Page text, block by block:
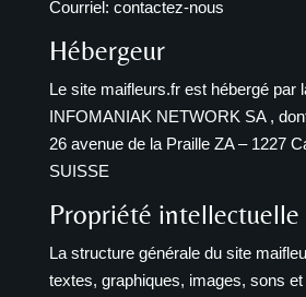
Courriel: contactez-nous
Hébergeur
Le site maifleurs.frest hébergé par
INFOMANIAK NETWORK SA ,
26 avenue de la Praille ZA – 1227
SUISSE
Propriété intellectuelle
La structure générale du site
textes, graphiques, images, sons